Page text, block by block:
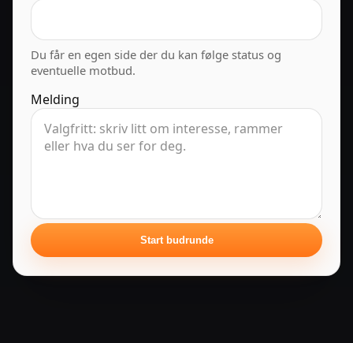
Du får en egen side der du kan følge status og
eventuelle motbud.
Melding
Start budrunde